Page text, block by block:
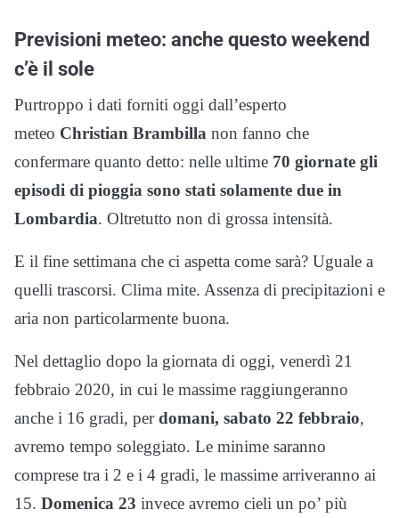
Previsioni meteo: anche questo weekend
c’è il sole
Purtroppo i dati forniti oggi dall’esperto
meteo Christian Brambilla non fanno che
confermare quanto detto: nelle ultime 70 giornate gli
episodi di pioggia sono stati solamente due in
Lombardia. Oltretutto non di grossa intensità.
E il fine settimana che ci aspetta come sarà? Uguale a
quelli trascorsi. Clima mite. Assenza di precipitazioni e
aria non particolarmente buona.
Nel dettaglio dopo la giornata di oggi, venerdì 21
febbraio 2020, in cui le massime raggiungeranno
anche i 16 gradi, perdomani, sabato 22 febbraio,
avremo tempo soleggiato. Le minime saranno
comprese tra i 2 e i 4 gradi, le massime arriveranno ai
15. Domenica 23 invece avremo cieli un po’ più